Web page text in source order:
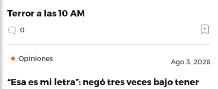
Terror a las 10 AM
0
Opiniones Ago 3, 2026
“Esa es mi letra”: negó tres veces bajo tener